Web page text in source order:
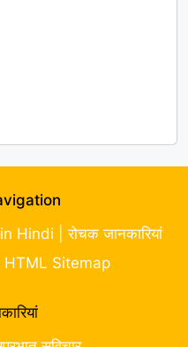
| रोचक जानकारियां
Sitemap